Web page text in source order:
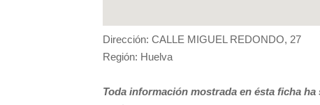
Dirección: CALLE MIGUEL REDONDO, 27
Región: Huelva
Toda información mostrada en ésta ficha